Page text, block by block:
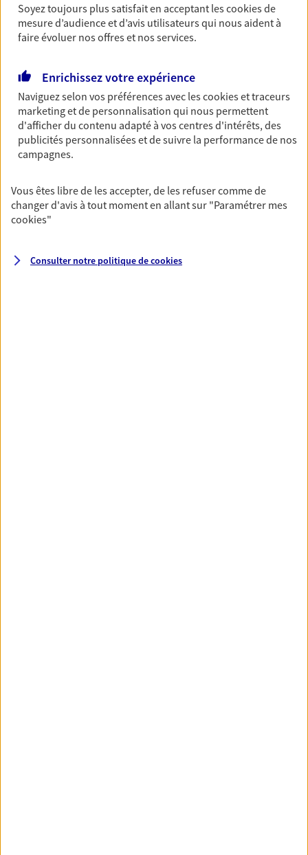
N° Orias * (orias.fr) : 26007093
Jean Marc Desplats
Mandataire d'Assurance AXA Epargne et
Protection
83300 Draguignan
06 03 28 08 48
Soyez toujours plus satisfait en acceptant lescookiesde
mesure d’audience et d’avis utilisateurs qui nous aident à
faire évoluer nos offres et nos services.
Enrichissez votre expérience
Naviguez selon vos préférences avec lescookies et traceurs
marketing et de personnalisation qui nous permettent
d'afficher du contenu adapté à vos centres d'intérêts, des
publicités personnalisées et de suivre la performance de nos
campagnes.
Vous êtes libre de les accepter, de les refuser comme de
changer d'avis à tout moment en allant sur "Paramétrer mes
cookies"
Consulter notre politique decookies